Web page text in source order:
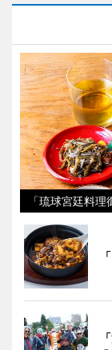
「琉球宮廷料理